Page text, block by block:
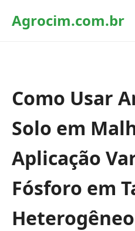
Agrocim.com.br
Como Usar
Solo em
Aplicação
Fósforo em